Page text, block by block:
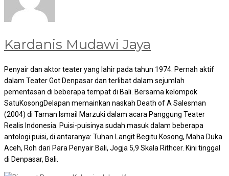
Kardanis Mudawi Jaya
Penyair dan aktor teater yang lahir pada tahun 1974. Pernah aktif
dalam Teater Got Denpasar dan terlibat dalam sejumlah
pementasan di beberapa tempat di Bali. Bersama kelompok
SatuKosongDelapan memainkan naskah Death of A Salesman
(2004) di Taman Ismail Marzuki dalam acara Panggung Teater
Realis Indonesia. Puisi-puisinya sudah masuk dalam beberapa
antologi puisi, di antaranya: Tuhan Langit Begitu Kosong, Maha Duka
Aceh, Roh dari Para Penyair Bali, Jogja 5,9 Skala Rithcer. Kini tinggal
di Denpasar, Bali.